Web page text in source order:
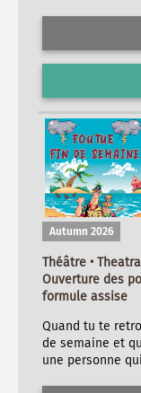
Autumn 2026
Théâtre •
Ouverture des
formule assise
Quand tu te
de semaine et
une personne